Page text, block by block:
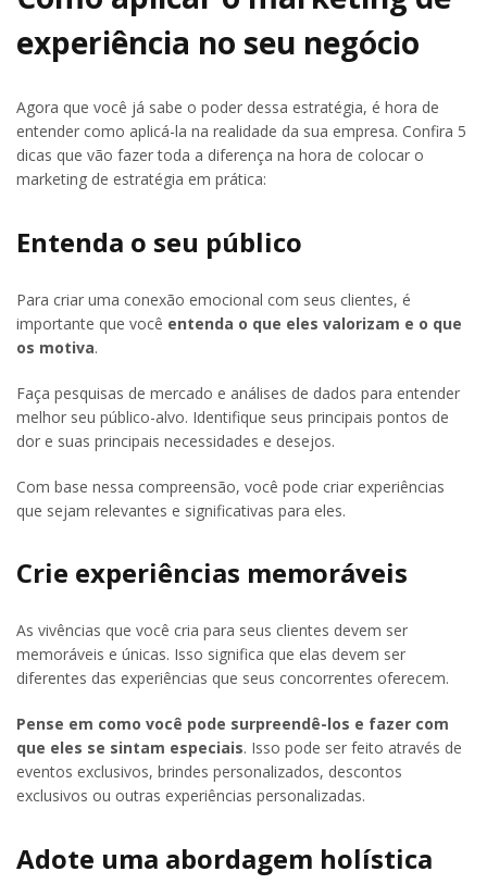
experiência no seu negócio
Agora que você já sabe o poder dessa estratégia, é hora de
entender como aplicá-la na realidade da sua empresa. Confira 5
dicas que vão fazer toda a diferença na hora de colocar o
marketing de estratégia em prática:
Entenda o seu público
Para criar uma conexão emocional com seus clientes, é
importante que você entenda o que eles valorizam e o que
os motiva.
Faça pesquisas de mercado e análises de dados para entender
melhor seu público-alvo. Identifique seus principais pontos de
dor e suas principais necessidades e desejos.
Com base nessa compreensão, você pode criar experiências
que sejam relevantes e significativas para eles.
Crie experiências memoráveis
As vivências que você cria para seus clientes devem ser
memoráveis e únicas. Isso significa que elas devem ser
diferentes das experiências que seus concorrentes oferecem.
Pense em como você pode surpreendê-los e fazer com
que eles se sintam especiais. Isso pode ser feito através de
eventos exclusivos, brindes personalizados, descontos
exclusivos ou outras experiências personalizadas.
Adote uma abordagem holística